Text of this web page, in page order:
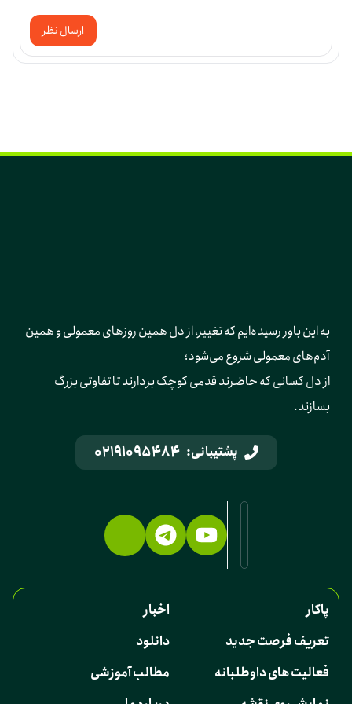
ارسال نظر
به این باور رسیده‌ایم که تغییر، از دل همین روزهای معمولی و همین
آدم‌های معمولی شروع می‌شود؛
از دل کسانی که حاضرند قدمی کوچک بردارند تا تفاوتی بزرگ
بسازند.
پشتیبانی: 02191095484
پاکار
اخبار
تعریف فرصت جدید
دانلود
فعالیت های داوطلبانه
مطالب آموزشی